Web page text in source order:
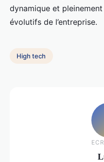
dynamique et
évolutifs de l’entreprise.
High tech